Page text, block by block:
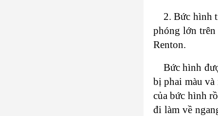
2. Bức hình
phóng lớn
Renton.
Bức hình
bị phai màu
của bức hình
đi làm về